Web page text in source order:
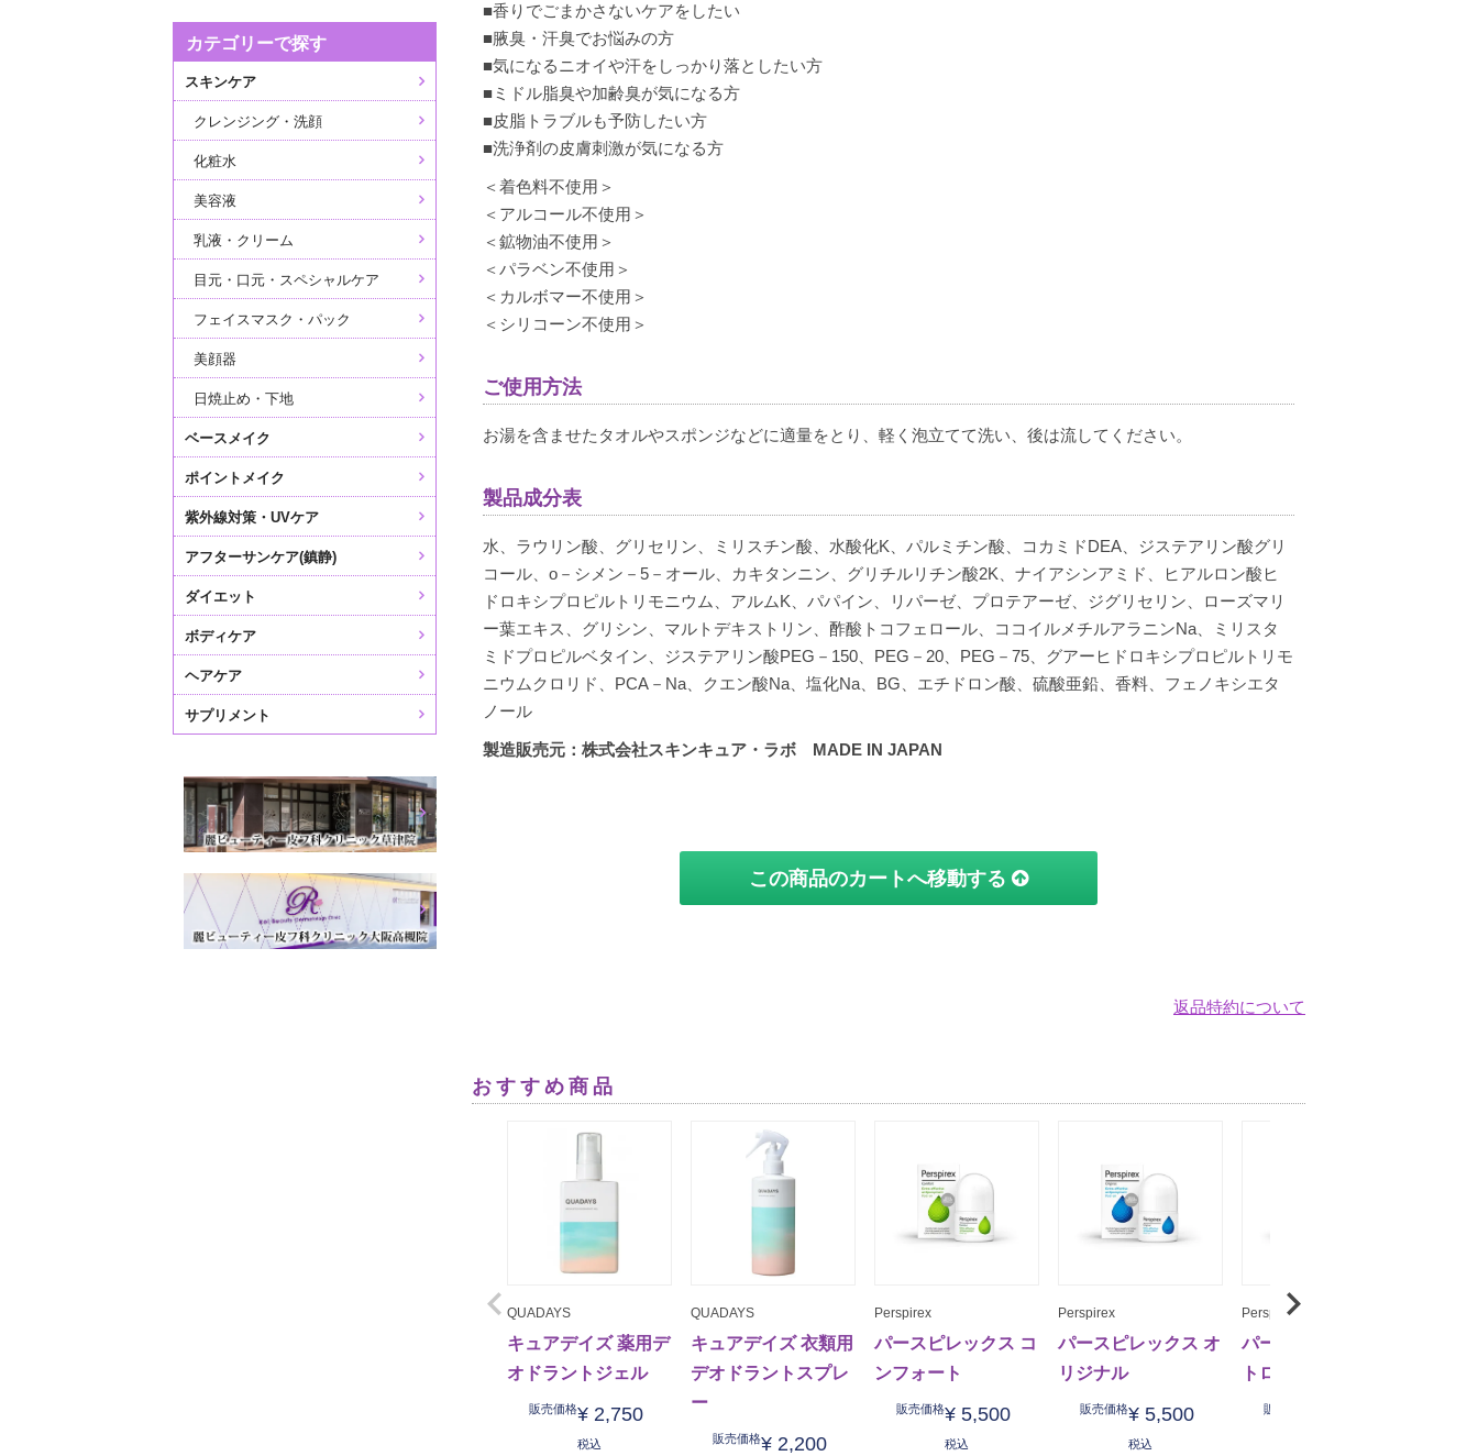
iwacho0913 購入者
東京都
投稿日
2025/07/01
麗ビューティさんで購入した類似商品を使っていたのですがこちらの洗浄力の強さと脱臭効果の高
さに浮気しました！すでに3本目ですが無臭に近づきます
非公開
投稿日
3本購入中1本明らかに開けて閉めたボトルで液垂れしたものが入ったました。
そんな事があるので、余りお勧め出来ません
■香りでごまかさないケアをしたい
■腋臭・汗臭でお悩みの方
■気になるニオイや汗をしっかり落としたい方
■ミドル脂臭や加齢臭が気になる方
■皮脂トラブルも予防したい方
■洗浄剤の皮膚刺激が気になる方
＜着色料不使用＞
＜アルコール不使用＞
＜鉱物油不使用＞
＜パラベン不使用＞
＜カルボマー不使用＞
＜シリコーン不使用＞
ご使用方法
お湯を含ませたタオルやスポンジなどに適量をとり、軽く泡立てて洗い、後は流してください。
製品成分表
水、ラウリン酸、グリセリン、ミリスチン酸、水酸化K、パルミチン酸、コカミドDEA、ジステアリン酸グリ
コール、o－シメン－5－オール、カキタンニン、グリチルリチン酸2K、ナイアシンアミド、ヒアルロン酸ヒ
ドロキシプロピルトリモニウム、アルムK、パパイン、リパーゼ、プロテアーゼ、ジグリセリン、ローズマリ
ー葉エキス、グリシン、マルトデキストリン、酢酸トコフェロール、ココイルメチルアラニンNa、ミリスタ
ミドプロピルベタイン、ジステアリン酸PEG－150、PEG－20、PEG－75、グアーヒドロキシプロピルトリモ
ニウムクロリド、PCA－Na、クエン酸Na、塩化Na、BG、エチドロン酸、硫酸亜鉛、香料、フェノキシエタ
ノール
製造販売元：株式会社スキンキュア・ラボ MADE IN JAPAN
この商品のカートへ移動する
返品特約について
おすすめ商品
QUADAYS
キュアデイズ 薬用デ
オドラントジェル
販売価格¥ 2,750
税込
QUADAYS
キュアデイズ 衣類用
デオドラントスプレ
ー
販売価格¥ 2,200
Perspirex
パースピレックス コ
ンフォート
販売価格¥ 5,500
税込
Perspirex
パースピレックス オ
リジナル
販売価格¥ 5,500
税込
Perspirex
パースピレックス ス
トロング
販売価格
カテゴリーで探す
スキンケア
クレンジング・洗顔
化粧水
美容液
乳液・クリーム
目元・口元・スペシャルケア
フェイスマスク・パック
美顔器
日焼止め・下地
ベースメイク
ポイントメイク
紫外線対策・UVケア
アフターサンケア(鎮静)
ダイエット
ボディケア
ヘアケア
サプリメント